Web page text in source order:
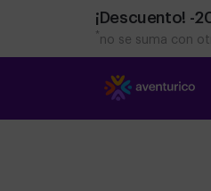
¡Descuento! -
* no se suma con